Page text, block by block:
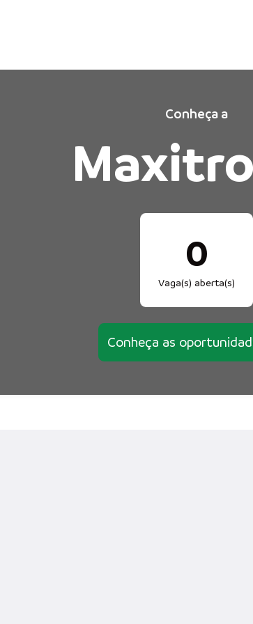
Conheça a
0
Vaga(s) aberta(s)
Conheça as